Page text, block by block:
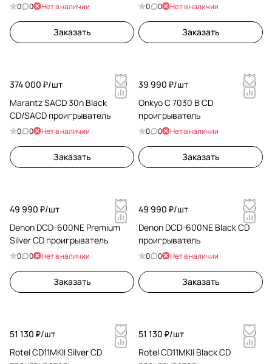
0 0 Нет в наличии
Заказать
0 0 Нет в наличии
Заказать
374 000 ₽/шт
Marantz SACD 30n Black
CD/SACD проигрыватель
0 0 Нет в наличии
Заказать
39 990 ₽/шт
Onkyo C 7030 B CD
проигрыватель
0 0 Нет в наличии
Заказать
49 990 ₽/шт
Denon DCD-600NE Premium
Silver CD проигрыватель
0 0 Нет в наличии
Заказать
49 990 ₽/шт
Denon DCD-600NE Black CD
проигрыватель
0 0 Нет в наличии
Заказать
51 130 ₽/шт
Rotel CD11MKII Silver CD
51 130 ₽/шт
Rotel CD11MKII Black CD